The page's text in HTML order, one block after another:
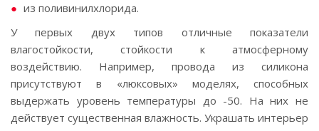
из поливинилхлорида.
У первых двух типов отличные показатели
влагостойкости, стойкости к атмосферному
воздействию. Например, провода из силикона
присутствуют в «люксовых» моделях, способных
выдержать уровень температуры до -50. На них не
действует существенная влажность. Украшать интерьер